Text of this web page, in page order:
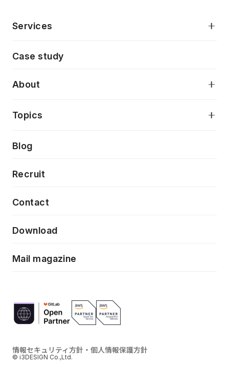
Services
AI駆動開発支援
モダナイゼーション
特徴量エンジニアリングと生成AI
デジタルプロダクトデザイン
デザインシステム構築支援
フロントエンド開発
Case study
About
当社が目指しているもの
Topics
Press release
News
Event/Seminer
Blog
Recruit
Contact
Download
Mail magazine
情報セキュリティ方針・個人情報保護方針
© i3DESIGN Co.,Ltd.